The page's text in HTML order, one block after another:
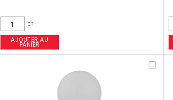
ch
AJOUTER AU
PANIER